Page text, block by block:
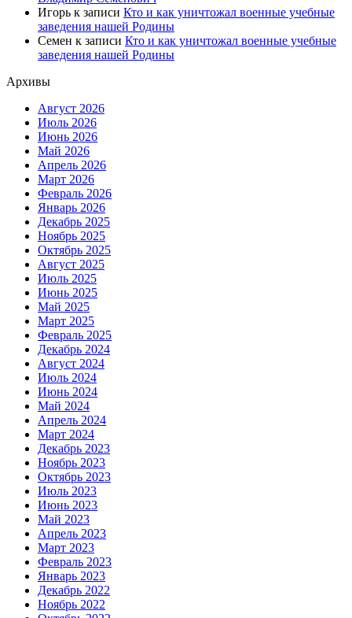
Игорь к записи Кто и как уничтожал военные учебные
заведения нашей Родины
Семен к записи Кто и как уничтожал военные учебные
заведения нашей Родины
Архивы
Август 2026
Июль 2026
Июнь 2026
Май 2026
Апрель 2026
Март 2026
Февраль 2026
Январь 2026
Декабрь 2025
Ноябрь 2025
Октябрь 2025
Август 2025
Июль 2025
Июнь 2025
Май 2025
Март 2025
Февраль 2025
Декабрь 2024
Август 2024
Июль 2024
Июнь 2024
Май 2024
Апрель 2024
Март 2024
Декабрь 2023
Ноябрь 2023
Октябрь 2023
Июль 2023
Июнь 2023
Май 2023
Апрель 2023
Март 2023
Февраль 2023
Январь 2023
Декабрь 2022
Ноябрь 2022